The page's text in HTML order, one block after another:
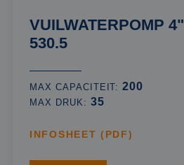
VUILWATERPOMP 4"
530.5
MAX CAPACITEIT:200
MAX DRUK: 35
INFOSHEET (PDF)